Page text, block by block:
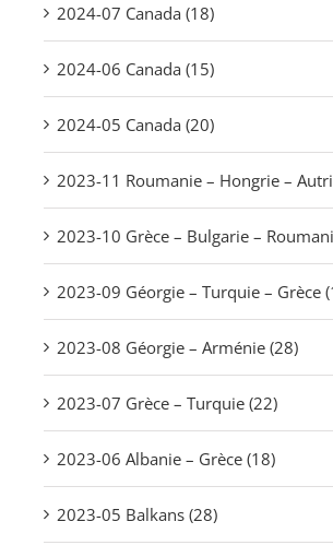
2024-07 Canada (18)
2024-06 Canada (15)
2024-05 Canada (20)
2023-11 Roumanie – Hongrie –
2023-10 Grèce – Bulgarie –
2023-09 Géorgie – Turquie – Grèce
2023-08 Géorgie – Arménie (28)
2023-07 Grèce – Turquie (22)
2023-06 Albanie – Grèce (18)
2023-05 Balkans (28)